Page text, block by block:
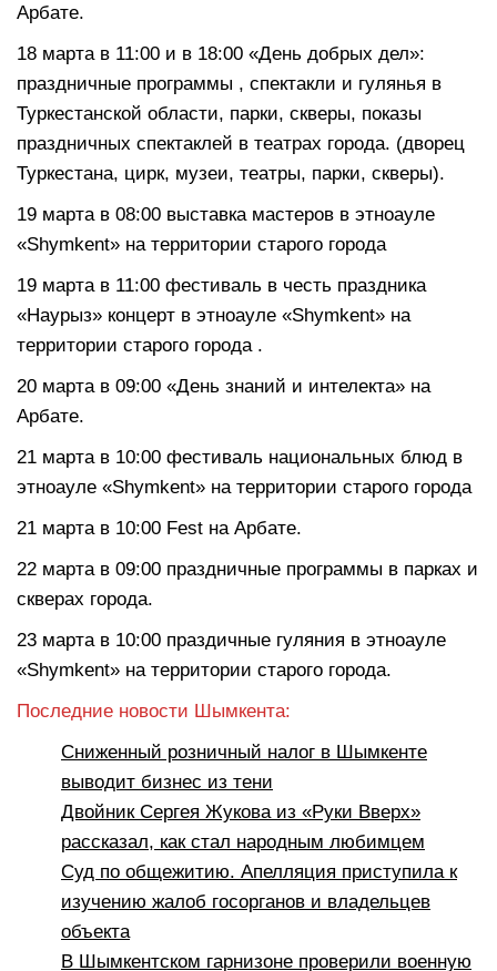
Арбате.
18 марта в 11:00 и в 18:00 «День добрых дел»:
праздничные программы , спектакли и гулянья в
Туркестанской области, парки, скверы, показы
праздничных спектаклей в театрах города. (дворец
Туркестана, цирк, музеи, театры, парки, скверы).
19 марта в 08:00 выставка мастеров в этноауле
«Shymkent» на территории старого города
19 марта в 11:00 фестиваль в честь праздника
«Наурыз» концерт в этноауле «Shymkent» на
территории старого города .
20 марта в 09:00 «День знаний и интелекта» на
Арбате.
21 марта в 10:00 фестиваль национальных блюд в
этноауле «Shymkent» на территории старого города
21 марта в 10:00 Fest на Арбате.
22 марта в 09:00 праздничные программы в парках и
скверах города.
23 марта в 10:00 праздичные гуляния в этноауле
«Shymkent» на территории старого города.
Последние новости Шымкента:
Сниженный розничный налог в Шымкенте
выводит бизнес из тени
Двойник Сергея Жукова из «Руки Вверх»
рассказал, как стал народным любимцем
Суд по общежитию. Апелляция приступила к
изучению жалоб госорганов и владельцев
объекта
В Шымкентском гарнизоне проверили военную